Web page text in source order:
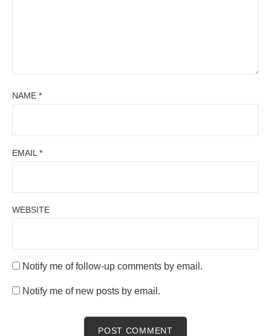
NAME *
EMAIL *
WEBSITE
Notify me of follow-up comments by email.
Notify me of new posts by email.